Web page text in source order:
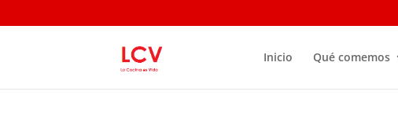
Inicio Qué comemos